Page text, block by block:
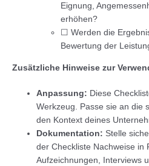
Eignung,
erhöhen?
☐ Werden die
Bewertung der
Zusätzliche Hinweise zur
Anpassung: Diese
Werkzeug. Passe sie an die
den Kontext deines
Dokumentation: Stelle
der Checkliste Nachweise in
Aufzeichnungen, Interviews